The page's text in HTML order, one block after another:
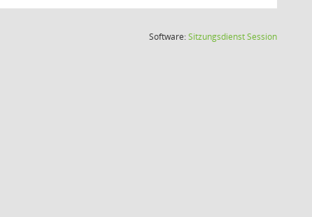
Software:SitzungsdienstSession(Wird in